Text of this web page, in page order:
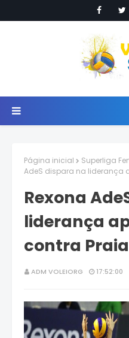
Página inicial Superliga
AdeS dispara na liderança
Rexona
liderança
contra
ADM VOLEIORG 17:52:00